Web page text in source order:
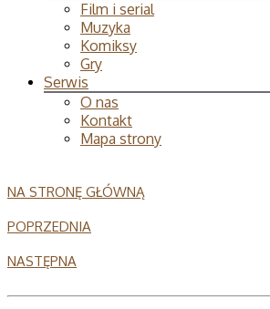
Film i serial
Muzyka
Komiksy
Gry
Serwis
O nas
Kontakt
Mapa strony
NA STRONĘ GŁÓWNĄ
POPRZEDNIA
NASTĘPNA